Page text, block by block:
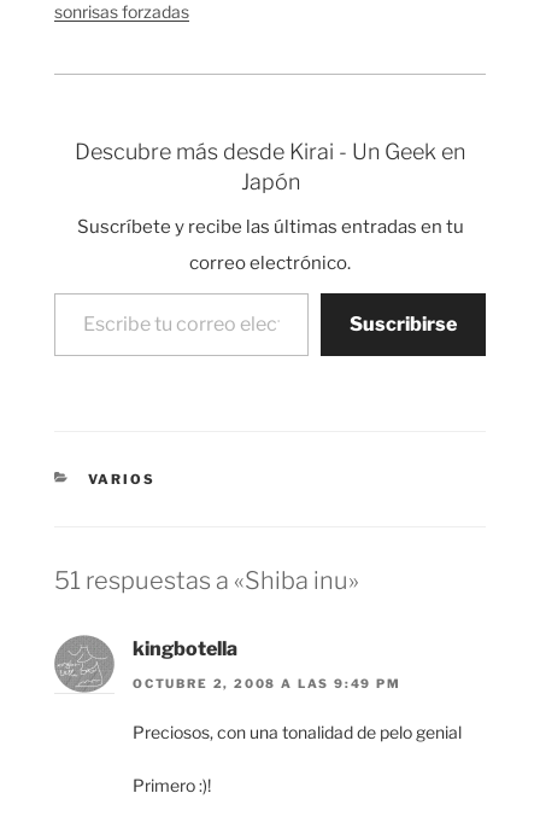
sonrisas forzadas
Descubre más desde Kirai - Un Geek en
Japón
Suscríbete y recibe las últimas entradas en tu
correo electrónico.
Escribe tu correo electrónico…
Suscribirse
CATEGORÍAS
VARIOS
51 respuestas a «Shiba inu»
kingbotella
OCTUBRE 2, 2008 A LAS 9:49 PM
Preciosos, con una tonalidad de pelo genial
Primero :)!